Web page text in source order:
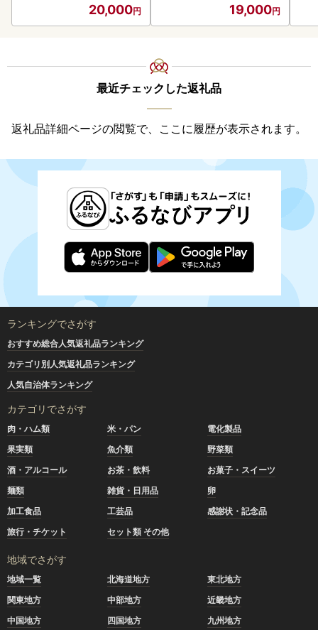
20,000 19,000
最近チェックした返礼品
返礼品詳細ページの閲覧で、ここに履歴が表示されます。
ランキングでさがす
おすすめ総合人気返礼品ランキング
カテゴリ別人気返礼品ランキング
人気自治体ランキング
カテゴリでさがす
肉・ハム類 米・パン
電化製品
果実類
魚介類
野菜類
酒・アルコール
お茶・飲料
お菓子・スイーツ
麺類
雑貨・日用品
卵
加工食品
工芸品
感謝状・記念品
旅行・チケット
セット類 その他
地域でさがす
地域一覧 北海道地方
東北地方
関東地方
中部地方
近畿地方
中国地方
四国地方 九州地方